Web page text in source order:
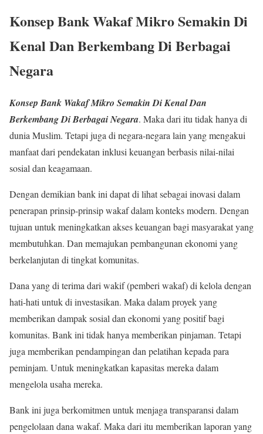
Konsep Bank Wakaf Mikro Semakin Di
Kenal Dan Berkembang Di Berbagai
Negara
Konsep Bank Wakaf Mikro Semakin Di Kenal Dan
Berkembang Di Berbagai Negara. Maka dari itu tidak hanya di
dunia Muslim. Tetapi juga di negara-negara lain yang mengakui
manfaat dari pendekatan inklusi keuangan berbasis nilai-nilai
sosial dan keagamaan.
Dengan demikian bank ini dapat di lihat sebagai inovasi dalam
penerapan prinsip-prinsip wakaf dalam konteks modern. Dengan
tujuan untuk meningkatkan akses keuangan bagi masyarakat yang
membutuhkan. Dan memajukan pembangunan ekonomi yang
berkelanjutan di tingkat komunitas.
Dana yang di terima dari wakif (pemberi wakaf) di kelola dengan
hati-hati untuk di investasikan. Maka dalam proyek yang
memberikan dampak sosial dan ekonomi yang positif bagi
komunitas. Bank ini tidak hanya memberikan pinjaman. Tetapi
juga memberikan pendampingan dan pelatihan kepada para
peminjam. Untuk meningkatkan kapasitas mereka dalam
mengelola usaha mereka.
Bank ini juga berkomitmen untuk menjaga transparansi dalam
pengelolaan dana wakaf. Maka dari itu memberikan laporan yang